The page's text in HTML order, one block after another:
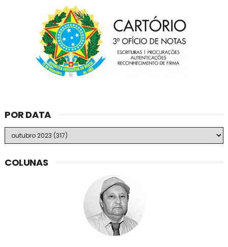
POR DATA
COLUNAS